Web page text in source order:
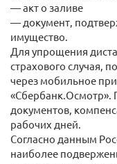
— акт о заливе
— документ,
имущество.
Для упрощения
страхового случая,
через мобильное
«Сбербанк.Осмотр».
документов,
рабочих дней.
Согласно данным
наиболее